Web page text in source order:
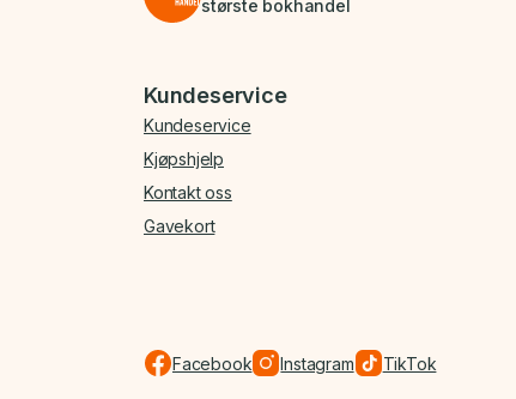
største bokhandel
Bunnmeny
Kundeservice
Kundeservice
Kjøpshjelp
Kontakt oss
Gavekort
Facebook Instagram TikTok